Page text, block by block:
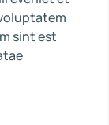
sint est